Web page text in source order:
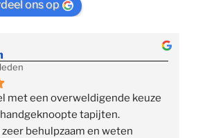
ons op
met een overweldigende keuze
tapijten.
behulpzaam en weten